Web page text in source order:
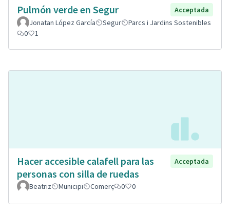
Pulmón verde en Segur
Acceptada
Jonatan López García
Segur
Parcs i Jardins Sostenibles
0
1
Hacer accesible calafell para las
personas con silla de ruedas
Acceptada
Beatriz Municipi Comerç 0 0